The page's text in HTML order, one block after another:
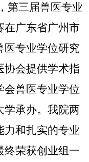
第三届兽医专业
在广东省广州市
医专业学位研究
协会提供学术指
会兽医专业学位
学承办。我院两
力和扎实的专业
终荣获创业组一